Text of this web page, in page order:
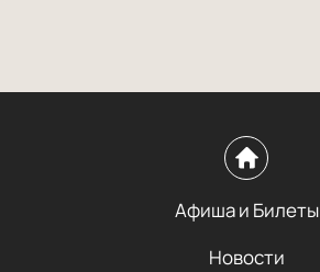
Афиша и Билеты
Новости